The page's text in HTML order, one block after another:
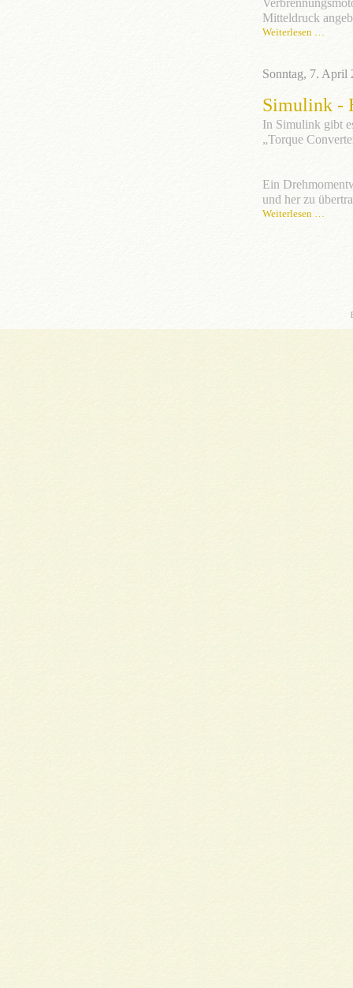
Mitteldruck
Weiterlesen …
Sonntag, 7. April
Simulink -
In Simulink gibt
„Torque
Ein
und her zu
Weiterlesen …